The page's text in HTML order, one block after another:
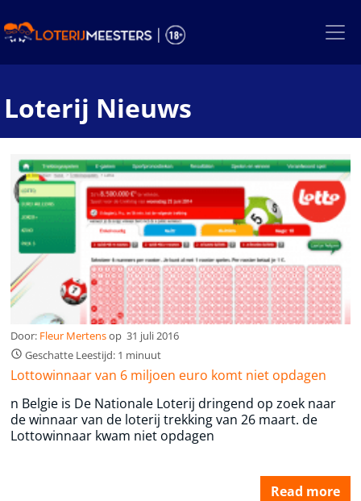
to
Loterij Nieuws
Door: Fleur Mertensop 31 juli 2016
Geschatte Leestijd: 1 minuut
Lottowinnaar van 6 miljoen euro komt niet opdagen
n Belgie is De Nationale Loterij dringend op zoek naar
de winnaar van de loterij trekking van 26 maart. de
Lottowinnaar kwam niet opdagen
Read more